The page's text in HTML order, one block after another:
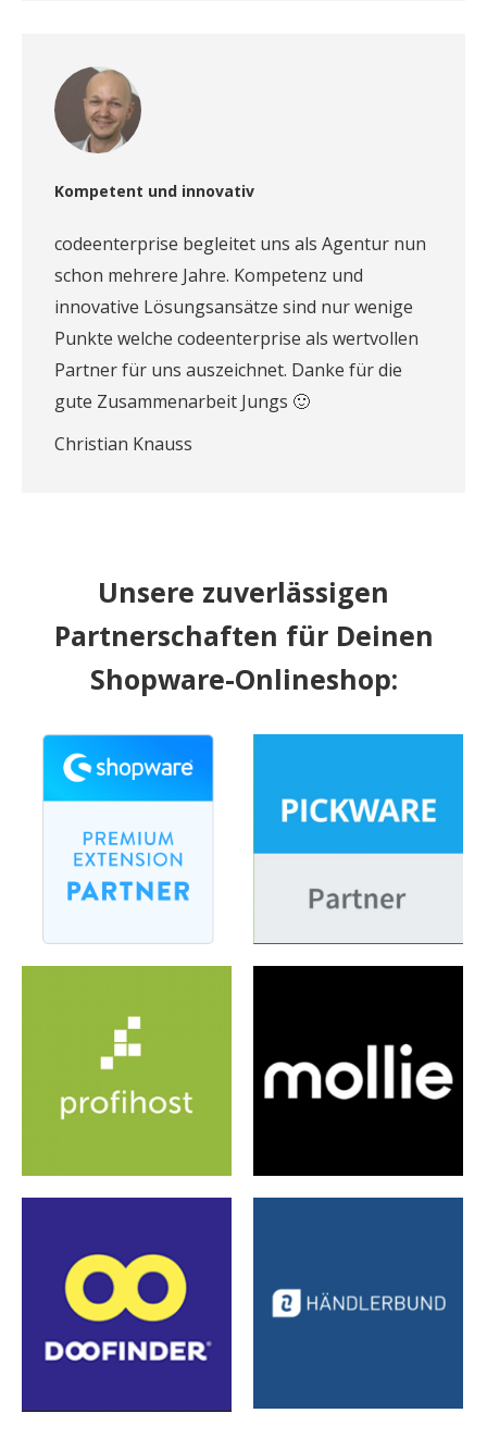
Kompetent und innovativ
codeenterprise begleitet uns als Agentur nun
schon mehrere Jahre. Kompetenz und
innovative Lösungsansätze sind nur wenige
Punkte welche codeenterprise als wertvollen
Partner für uns auszeichnet. Danke für die
gute Zusammenarbeit Jungs 🙂
Christian Knauss
Unsere zuverlässigen
Partnerschaften für Deinen
Shopware-Onlineshop: